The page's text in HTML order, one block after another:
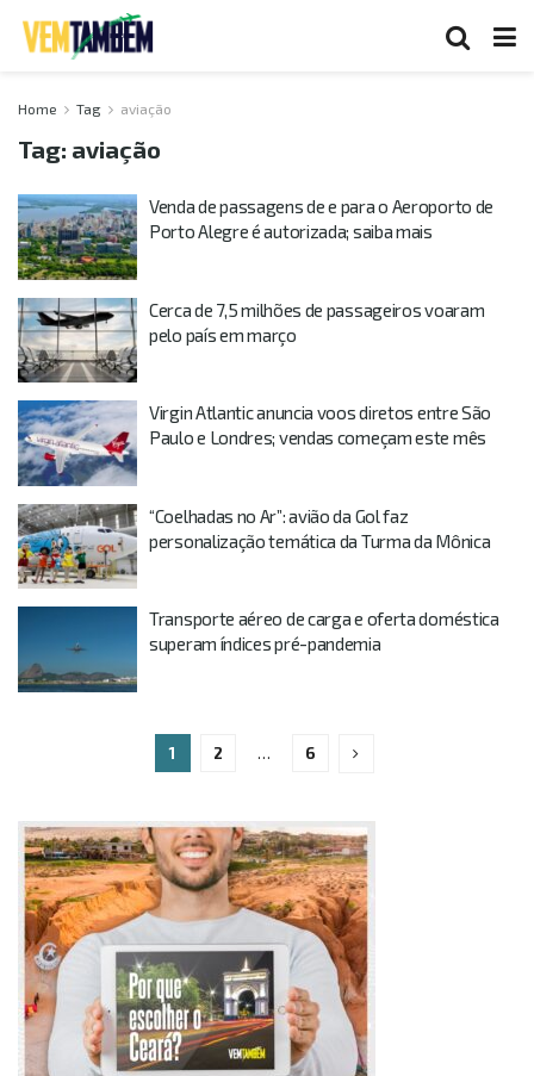
Home Tag aviação
Tag: aviação
Venda de passagens de e para o Aeroporto de
Porto Alegre é autorizada; saiba mais
Cerca de 7,5 milhões de passageiros voaram
pelo país em março
Virgin Atlantic anuncia voos diretos entre São
Paulo e Londres; vendas começam este mês
“Coelhadas no Ar”: avião da Gol faz
personalização temática da Turma da Mônica
Transporte aéreo de carga e oferta doméstica
superam índices pré-pandemia
1 2 … 6